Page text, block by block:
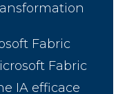
Fabric
Fabric
IA efficace